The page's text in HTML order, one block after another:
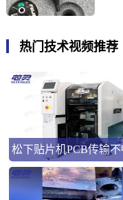
热门技术视频推荐